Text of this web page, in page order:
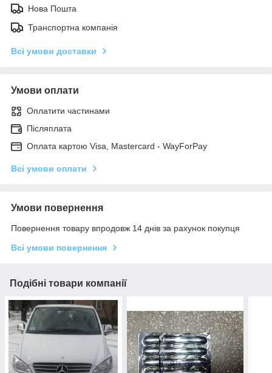
Нова Пошта
Транспортна компанія
Всі умови доставки
Умови оплати
Оплатити частинами
Післяплата
Оплата картою Visa, Mastercard - WayForPay
Всі умови оплати
Умови повернення
Повернення товару впродовж 14 днів за рахунок покупця
Всі умови повернення
Подібні товари компанії